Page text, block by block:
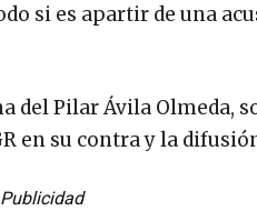
si es apartir de una
del Pilar Ávila Olmeda,
en su contra y la
Publicidad